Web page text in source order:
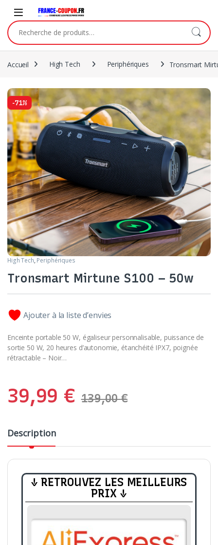
Accueil High Tech Periphériques Tronsmart
-71%
High Tech, Periphériques
Tronsmart Mirtune S100 – 50w
Ajouter à la liste d’envies
Enceinte portable 50 W, égaliseur personnalisable, puissance de
sortie 50 W, 20 heures d’autonomie, étanchéité IPX7, poignée
rétractable – Noir…
39,99 € 139,00€
Description
↓ RETROUVEZ LES MEILLEURS
PRIX ↓